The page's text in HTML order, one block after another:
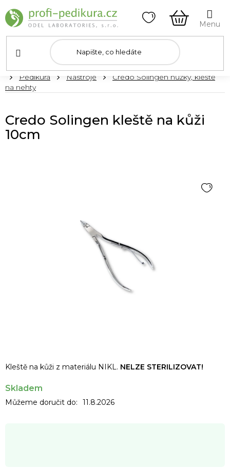
na
obsah
NÁKUPNÍ
KOŠÍK
DomůPedikúra Nástroje
Credo Solingen nůžky, kleště
na nehty
Kleště na kůži z materiálu NIKL. NELZE STERILIZOVAT!
Skladem
Můžeme doručit do: 11.8.2026
Credo Solingen kleště na kůži
10cm